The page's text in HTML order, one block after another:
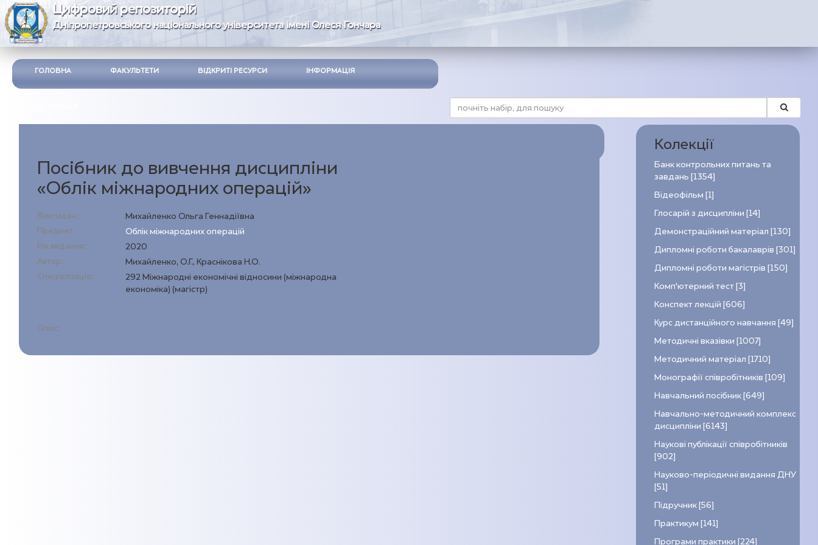
Цифровий репозиторій
Дніпропетровського національного університета імені Олеся Гончара
ГОЛОВНА ФАКУЛЬТЕТИ ВІДКРИТІ РЕСУРСИ ІНФОРМАЦІЯ
Посібник до вивчення дисципліни
«Облік міжнародних операцій»
Викладач: Михайленко Ольга Геннадіївна
Предмет: Облік міжнародних операцій
Рік видання: 2020
Автор: Михайленко, О.Г., Краснікова Н.О.
Спеціалізація:
292 Міжнародні економічні відносини (міжнародна
економіка) (магістр)
Опис:
Колекції
Банк контрольних питань та
завдань [1354]
Відеофільм [1]
Глосарій з дисципліни [14]
Демонстраційний матеріал [130]
Дипломні роботи бакалаврів [301]
Дипломні роботи магістрів [150]
Комп’ютерний тест [3]
Конспект лекцій [606]
Курс дистанційного навчання [49]
Методичні вказівки [1007]
Методичний матеріал [1710]
Монографії співробітників [109]
Навчальний посібник [649]
Навчально-методичний комплекс
дисципліни [6143]
Наукові публікації співробітників
[902]
Науково-періодичні видання ДНУ
[51]
Підручник [56]
Практикум [141]
Програми практики [224]